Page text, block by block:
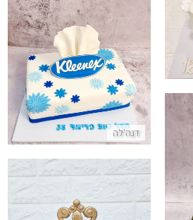
דנה'לה
עוגה מיוחדת בעיצוב קלינקס
התקשר/י